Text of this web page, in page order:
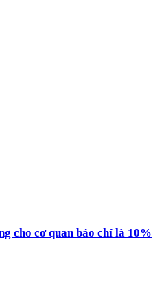
cho cơ quan báo chí là 10%